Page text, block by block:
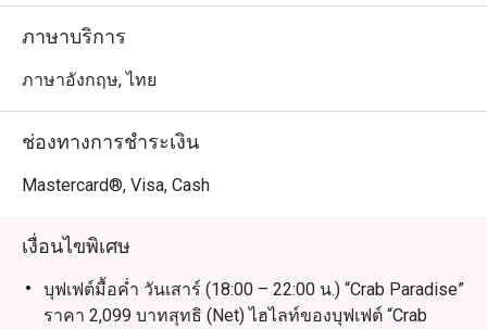
ภาษาบริการ
ภาษาอังกฤษ, ไทย
ช่องทางการชำระเงิน
Mastercard®, Visa, Cash
เงื่อนไขพิเศษ
บุฟเฟต์มื้อค่ำ วันเสาร์ (18:00 – 22:00 น.) “Crab Paradise”
ราคา 2,099 บาทสุทธิ (Net) ไฮไลท์ของบุฟเฟต์ “Crab